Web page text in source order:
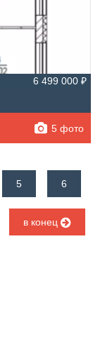
6 499 000 ₽
5 фото
5 6
в конец